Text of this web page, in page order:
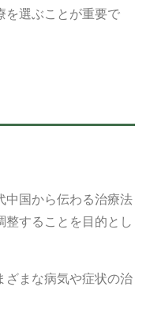
を選ぶことが重要で
中国から伝わる治療法
整することを目的とし
ざまな病気や症状の治